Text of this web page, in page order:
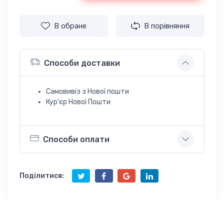
В обране В порівняння
Способи доставки
Самовивіз з Нової пошти
Кур'єр Нової Пошти
Способи оплати
Поділитися: